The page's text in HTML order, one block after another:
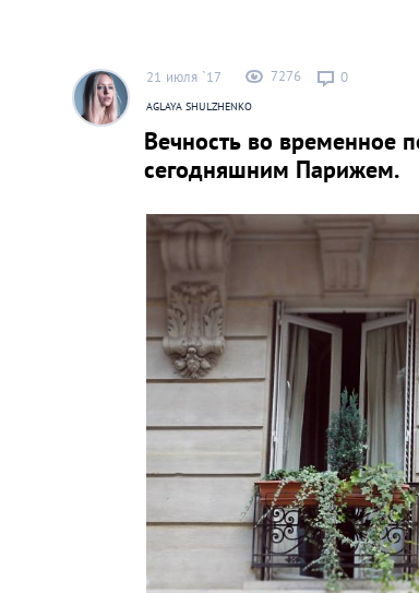
AGLAYA SHULZHENKO
21 июля `17 7276 0
Вечность во временное
сегодняшним Парижем.